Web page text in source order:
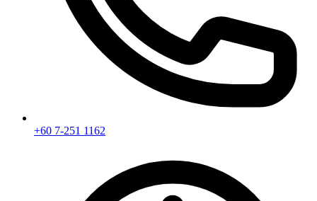
+60 7-251 1162